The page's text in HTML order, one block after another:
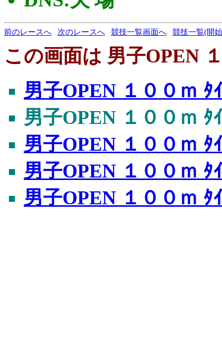
前のレースへ 次のレースへ 競技一覧画面へ 競技一覧(開
この画面は 男子OPEN
男子OPEN １００ｍ ﾀ
男子OPEN １００ｍ ﾀ
男子OPEN １００ｍ ﾀ
男子OPEN １００ｍ ﾀ
男子OPEN １００ｍ ﾀ